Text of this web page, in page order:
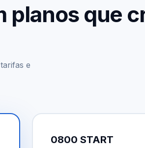
planos que
e
0800 START